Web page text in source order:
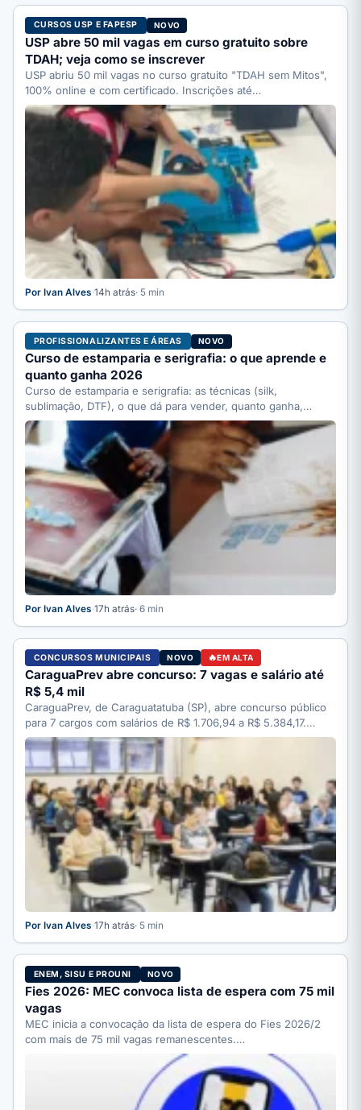
CURSOS USP E FAPESP NOVO
USP abre 50 mil vagas em curso gratuito sobre
TDAH; veja como se inscrever
USP abriu 50 mil vagas no curso gratuito "TDAH sem Mitos",
100% online e com certificado. Inscrições até…
Por Ivan Alves·14h atrás· 5 min
PROFISSIONALIZANTES E ÁREAS NOVO
Curso de estamparia e serigrafia: o que aprende e
quanto ganha 2026
Curso de estamparia e serigrafia: as técnicas (silk,
sublimação, DTF), o que dá para vender, quanto ganha,
quanto…
Por Ivan Alves·17h atrás· 6 min
CONCURSOS MUNICIPAIS NOVO EM ALTA
CaraguaPrev abre concurso: 7 vagas e salário até
R$ 5,4 mil
CaraguaPrev, de Caraguatatuba (SP), abre concurso público
para 7 cargos com salários de R$ 1.706,94 a R$ 5.384,17.…
Por Ivan Alves·17h atrás· 5 min
ENEM, SISU E PROUNI NOVO
Fies 2026: MEC convoca lista de espera com 75 mil
vagas
MEC inicia a convocação da lista de espera do Fies 2026/2
com mais de 75 mil vagas remanescentes.…